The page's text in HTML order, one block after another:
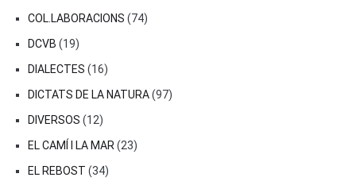
COL.LABORACIONS (74)
DCVB (19)
DIALECTES (16)
DICTATS DE LA NATURA(97)
DIVERSOS (12)
EL CAMÍ I LA MAR (23)
EL REBOST (34)